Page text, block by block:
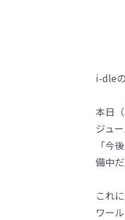
i-dle
本日
ジュ
「今
備中
これ
ワー